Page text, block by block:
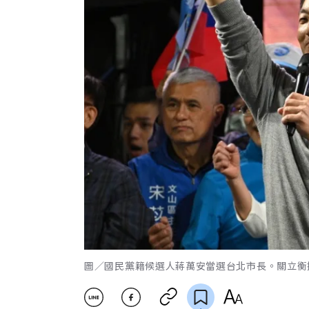
圖／國民黨籍候選人蔣萬安當選台北市長。關立